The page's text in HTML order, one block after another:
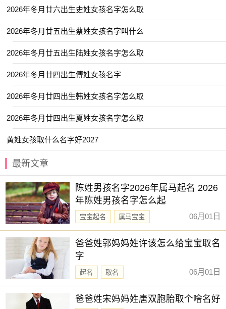
【东璟】 【玮航】 【渝凡】 【允廷】
【知遥】 【崇宁】 【尹黎】 【远之】
【柏羲】 【亦仁】 【梓乔】 【浩予】
【骐霖】 【乐川】 【昱祺】 【书承】
【凌栩】 【旭辰】 【深星】 【崇善】
【云易】 【梧伟】 【云栋】 【翊德】
【子玮】 【星沉】 【潮鸣】 【韬玉】
【岳琪】 【墨林】 【胜锦】 【堇扬】
【道风】 【云浩】 【深华】 【涵雷】
【锦誉】 【亦洋】 【乐淳】 【忆君】
【卓远】 【翊亭】 【羽墨】 【书蕴】
【承显】 【斯咏】 【翊群】 【源皓】
【居易】 【文舟】 【承煜】 【鹤琦】
【锦腾】 【棋轩】 【灵杰】 【易宇】
【淘菘】 【锦容】 【铭恩】 【洋锦】
【日晞】 【尚昕】 【嘉彦】 【学致】
2026年冬月廿六出生史姓女孩名字怎么取
2026年冬月廿五出生蔡姓女孩名字叫什么
2026年冬月廿五出生陆姓女孩名字怎么取
2026年冬月廿四出生傅姓女孩名字
2026年冬月廿四出生韩姓女孩名字怎么取
2026年冬月廿四出生夏姓女孩名字怎么取
黄姓女孩取什么名字好2027
最新文章
陈姓男孩名字2026年属马起名 2026
年陈姓男孩名字怎么起
宝宝起名
属马宝宝
新生儿取名
06月01日
爸爸姓郭妈妈姓许该怎么给宝宝取名
字
起名 取名 06月01日
爸爸姓宋妈妈姓唐双胞胎取个啥名好